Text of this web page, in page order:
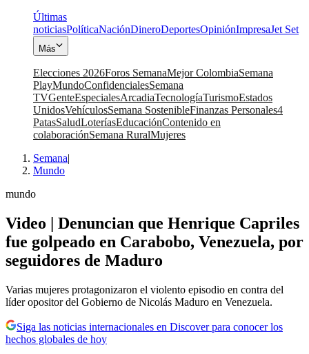
Últimas
noticiasPolíticaNaciónDineroDeportesOpiniónImpresaJet Set
Más
Elecciones 2026Foros SemanaMejor ColombiaSemana
PlayMundoConfidencialesSemana
TVGenteEspecialesArcadiaTecnologíaTurismoEstados
UnidosVehículosSemana SostenibleFinanzas Personales4
PatasSaludLoteríasEducaciónContenido en
colaboraciónSemana RuralMujeres
Semana|
Mundo
mundo
Video | Denuncian que Henrique Capriles
fue golpeado en Carabobo, Venezuela, por
seguidores de Maduro
Varias mujeres protagonizaron el violento episodio en contra del
líder opositor del Gobierno de Nicolás Maduro en Venezuela.
Siga las noticias internacionales en Discover para conocer los
hechos globales de hoy